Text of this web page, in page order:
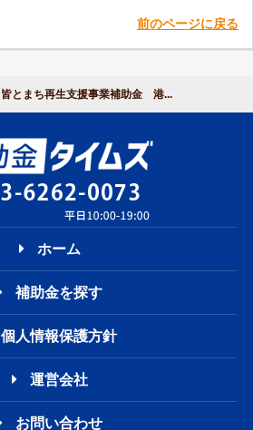
前のページに戻る
皆とまち再生支援事業補助金 港...
ホーム
補助金を探す
個人情報保護方針
運営会社
お問い合わせ